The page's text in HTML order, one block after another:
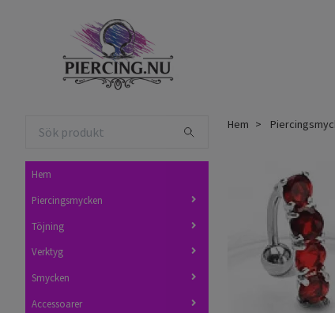
Hem
Piercingsmycken
Töjning
Verktyg
Smycken
Accessoarer
Hem